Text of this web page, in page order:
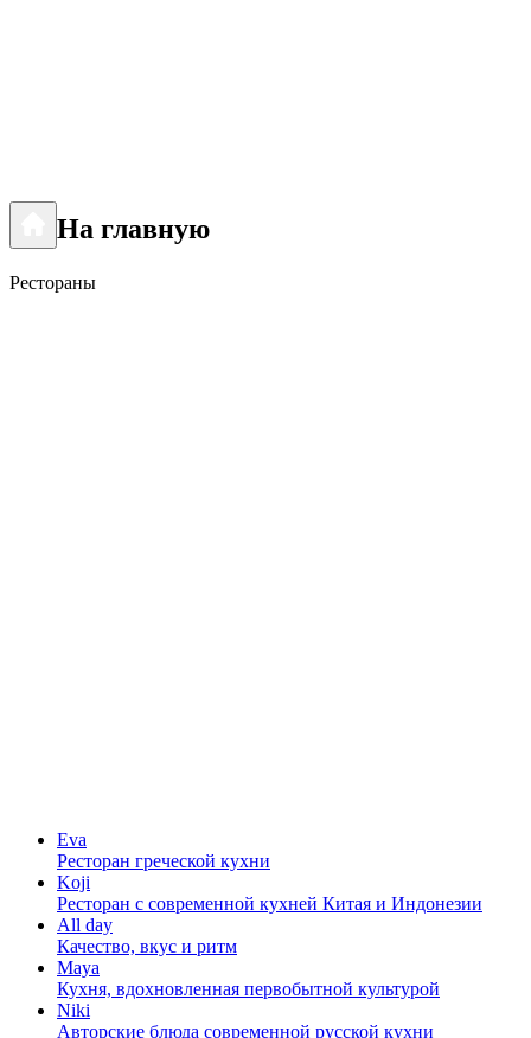
На главную
Рестораны
Eva
Ресторан греческой кухни
Koji
Ресторан с cовременной кухней Китая и Индонезии
All day
Качество, вкус и ритм
Maya
Кухня, вдохновленная первобытной культурой
Niki
Авторские блюда современной русской кухни